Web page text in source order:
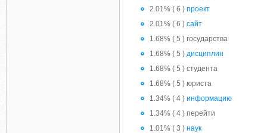
2.01% ( 6 ) проект
2.01% ( 6 ) сайт
1.68% ( 5 ) государства
1.68% ( 5 ) дисциплин
1.68% ( 5 ) студента
1.68% ( 5 ) юриста
1.34% ( 4 ) информацию
1.34% ( 4 ) перейти
1.01% ( 3 ) наук